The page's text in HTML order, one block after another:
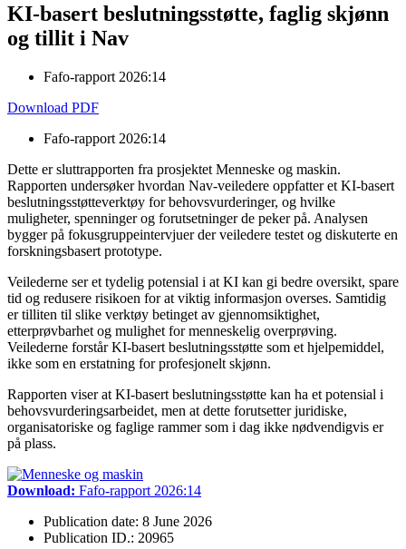
KI-basert beslutningsstøtte, faglig skjønn
og tillit i Nav
Fafo-rapport 2026:14
Download PDF
Fafo-rapport 2026:14
Dette er sluttrapporten fra prosjektet Menneske og maskin.
Rapporten undersøker hvordan Nav-veiledere oppfatter et KI-basert
beslutningsstøtteverktøy for behovsvurderinger, og hvilke
muligheter, spenninger og forutsetninger de peker på. Analysen
bygger på fokusgruppeintervjuer der veiledere testet og diskuterte en
forskningsbasert prototype.
Veilederne ser et tydelig potensial i at KI kan gi bedre oversikt, spare
tid og redusere risikoen for at viktig informasjon overses. Samtidig
er tilliten til slike verktøy betinget av gjennomsiktighet,
etterprøvbarhet og mulighet for menneskelig overprøving.
Veilederne forstår KI-basert beslutningsstøtte som et hjelpemiddel,
ikke som en erstatning for profesjonelt skjønn.
Rapporten viser at KI-basert beslutningsstøtte kan ha et potensial i
behovsvurderingsarbeidet, men at dette forutsetter juridiske,
organisatoriske og faglige rammer som i dag ikke nødvendigvis er
på plass.
Download: Fafo-rapport 2026:14
Publication date: 8 June 2026
Publication ID.: 20965